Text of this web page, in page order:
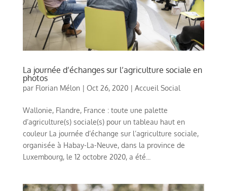
La journée d’échanges sur l’agriculture sociale en
photos
par Florian Mélon| Oct 26, 2020| Accueil Social
Wallonie, Flandre, France : toute une palette
d’agriculture(s) sociale(s) pour un tableau haut en
couleur La journée d’échange sur l’agriculture sociale,
organisée à Habay-La-Neuve, dans la province de
Luxembourg, le 12 octobre 2020, a été...